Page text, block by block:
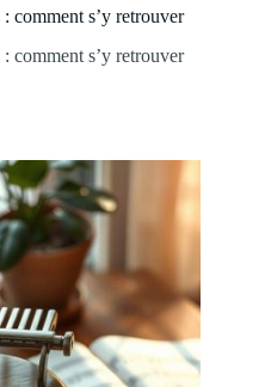
comment s’y retrouver
comment s’y retrouver